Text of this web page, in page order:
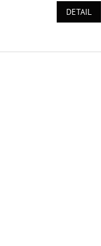
DETAIL